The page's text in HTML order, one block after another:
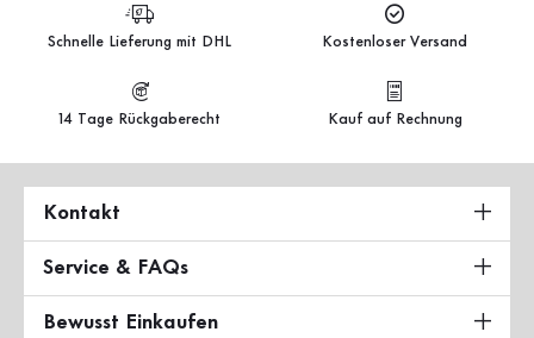
Schnelle Lieferung mit DHL Kostenloser Versand
14 Tage Rückgaberecht Kauf auf Rechnung
Kontakt
Service & FAQs
Bewusst Einkaufen